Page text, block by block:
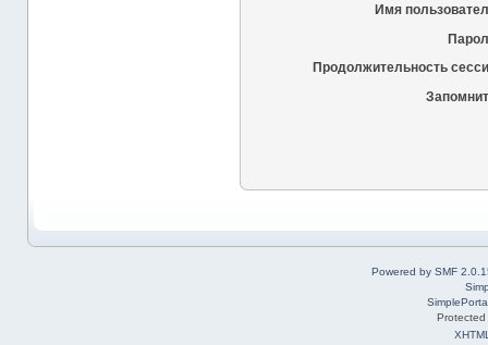
Имя
Продолжительность
Powered by SMF